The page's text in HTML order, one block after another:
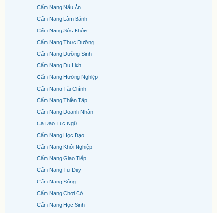
Cẩm Nang Nấu Ăn
Cẩm Nang Làm Bánh
Cẩm Nang Sức Khỏe
Cẩm Nang Thực Dưỡng
Cẩm Nang Dưỡng Sinh
Cẩm Nang Du Lịch
Cẩm Nang Hướng Nghiệp
Cẩm Nang Tài Chính
Cẩm Nang Thiền Tập
Cẩm Nang Doanh Nhân
Ca Dao Tục Ngữ
Cẩm Nang Học Đạo
Cẩm Nang Khởi Nghiệp
Cẩm Nang Giao Tiếp
Cẩm Nang Tư Duy
Cẩm Nang Sống
Cẩm Nang Chơi Cờ
Cẩm Nang Học Sinh